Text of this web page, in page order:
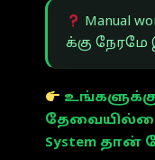
Manual
க்கு
தேவையில்லை.
System தான்